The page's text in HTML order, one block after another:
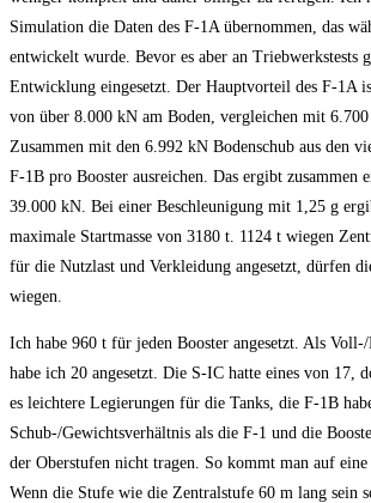
Simulation die Daten des F-1A übernommen, das
entwickelt wurde. Bevor es aber an Triebwerkstests
Entwicklung eingesetzt. Der Hauptvorteil des F-1A
von über 8.000 kN am Boden, vergleichen mit 6.700
Zusammen mit den 6.992 kN Bodenschub aus den
F-1B pro Booster ausreichen. Das ergibt zusammen
39.000 kN. Bei einer Beschleunigung mit 1,25 g
maximale Startmasse von 3180 t. 1124 t wiegen
für die Nutzlast und Verkleidung angesetzt, dürfen
wiegen.
Ich habe 960 t für jeden Booster angesetzt. Als
habe ich 20 angesetzt. Die S-IC hatte eines von 17,
es leichtere Legierungen für die Tanks, die F-1B
Schub-/Gewichtsverhältnis als die F-1 und die
der Oberstufen nicht tragen. So kommt man auf eine
Wenn die Stufe wie die Zentralstufe 60 m lang sein